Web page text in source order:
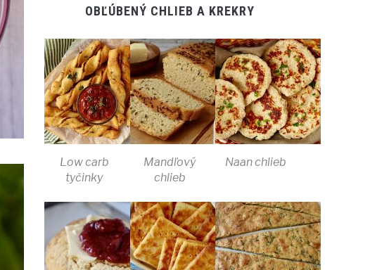
OBĽÚBENÝ CHLIEB A KREKRY
Low carb
tyčinky
Mandľový
chlieb
Naan chlieb